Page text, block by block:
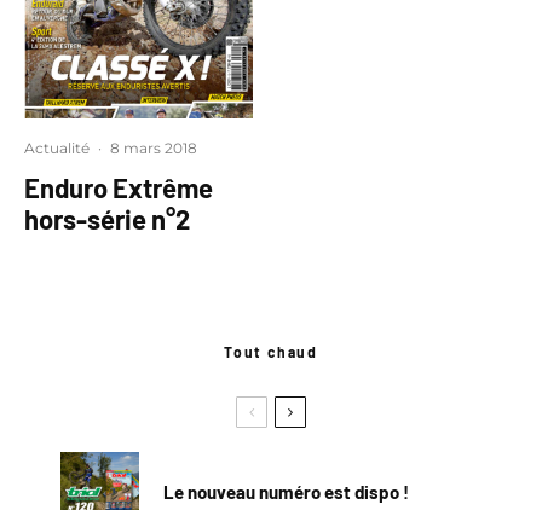
Actualité · 8 mars 2018
Enduro Extrême
hors-série n°2
Tout chaud
Le nouveau numéro est dispo !